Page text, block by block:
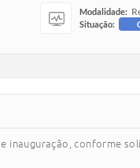
Modalidade:
Situação:
inauguração, conforme